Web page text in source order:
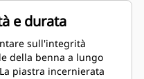
i costi della
di carburante si
sensibilmente durante
di scavo. Le benne
e durata
sull'integrità
della benna a lungo
piastra incernierata